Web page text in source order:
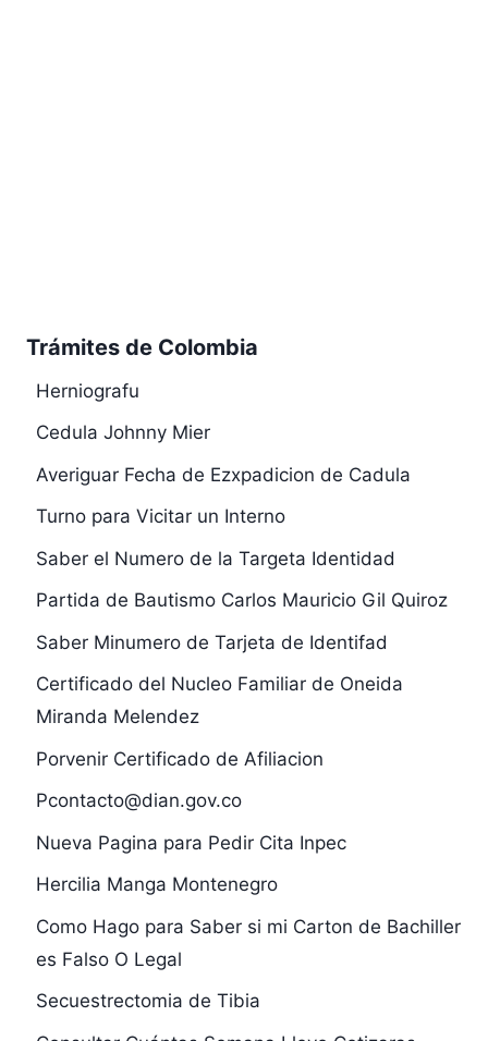
Trámites de Colombia
Herniografu
Cedula Johnny Mier
Averiguar Fecha de Ezxpadicion de Cadula
Turno para Vicitar un Interno
Saber el Numero de la Targeta Identidad
Partida de Bautismo Carlos Mauricio Gil Quiroz
Saber Minumero de Tarjeta de Identifad
Certificado del Nucleo Familiar de Oneida
Miranda Melendez
Porvenir Certificado de Afiliacion
Pcontacto@dian.gov.co
Nueva Pagina para Pedir Cita Inpec
Hercilia Manga Montenegro
Como Hago para Saber si mi Carton de Bachiller
es Falso O Legal
Secuestrectomia de Tibia